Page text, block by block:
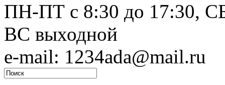
ПН-ПТ c 8:30 до 17:30,
ВС выходной
e-mail: 1234ada@mail.ru